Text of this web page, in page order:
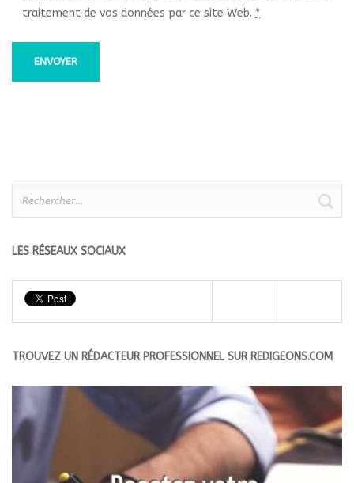
traitement de vos données par ce site Web. *
Rechercher :
LES RÉSEAUX SOCIAUX
TROUVEZ UN RÉDACTEUR PROFESSIONNEL SUR REDIGEONS.COM